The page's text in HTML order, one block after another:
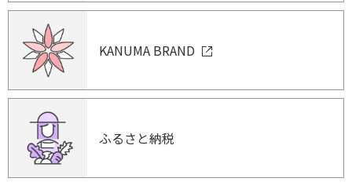
KANUMA BRAND
ふるさと納税